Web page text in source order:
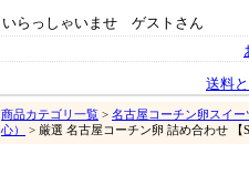
いらっしゃいませ ゲストさん
送料
商品カテゴリ一覧 > 名古屋コーチン卵スイー
心）
> 厳選 名古屋コーチン卵 詰め合わせ